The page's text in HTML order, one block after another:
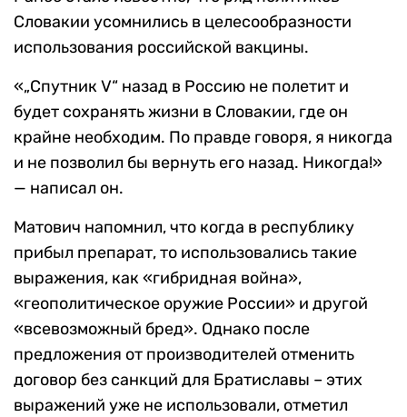
Словакии усомнились в целесообразности
использования российской вакцины.
«„Спутник V“ назад в Россию не полетит и
будет сохранять жизни в Словакии, где он
крайне необходим. По правде говоря, я никогда
и не позволил бы вернуть его назад. Никогда!»
— написал он.
Матович напомнил, что когда в республику
прибыл препарат, то использовались такие
выражения, как «гибридная война»,
«геополитическое оружие России» и другой
«всевозможный бред». Однако после
предложения от производителей отменить
договор без санкций для Братиславы – этих
выражений уже не использовали, отметил